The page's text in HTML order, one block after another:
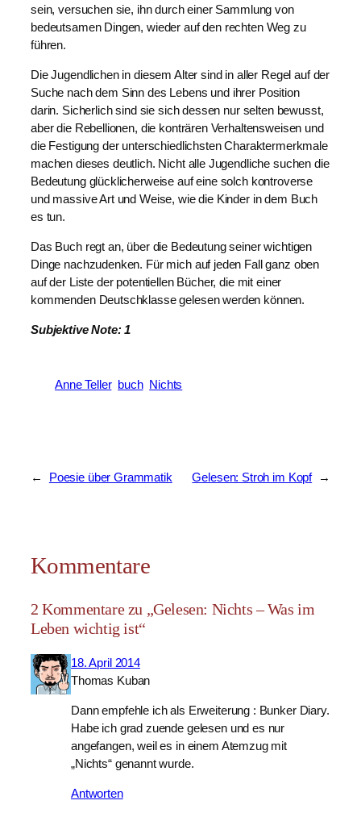
sein, versuchen sie, ihn durch einer Sammlung von
bedeutsamen Dingen, wieder auf den rechten Weg zu
führen.
Die Jugendlichen in diesem Alter sind in aller Regel auf der
Suche nach dem Sinn des Lebens und ihrer Position
darin. Sicherlich sind sie sich dessen nur selten bewusst,
aber die Rebellionen, die konträren Verhaltensweisen und
die Festigung der unterschiedlichsten Charaktermerkmale
machen dieses deutlich. Nicht alle Jugendliche suchen die
Bedeutung glücklicherweise auf eine solch kontroverse
und massive Art und Weise, wie die Kinder in dem Buch
es tun.
Das Buch regt an, über die Bedeutung seiner wichtigen
Dinge nachzudenken. Für mich auf jeden Fall ganz oben
auf der Liste der potentiellen Bücher, die mit einer
kommenden Deutschklasse gelesen werden können.
Subjektive Note: 1
Anne Teller buch Nichts
← Poesie über Grammatik Gelesen: Stroh im Kopf →
Kommentare
2 Kommentare zu „Gelesen: Nichts – Was im
Leben wichtig ist“
18. April 2014
Thomas Kuban
Dann empfehle ich als Erweiterung : Bunker Diary.
Habe ich grad zuende gelesen und es nur
angefangen, weil es in einem Atemzug mit
„Nichts“ genannt wurde.
Antworten